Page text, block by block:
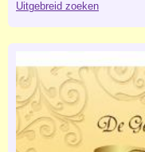
Uitgebreid zoeken